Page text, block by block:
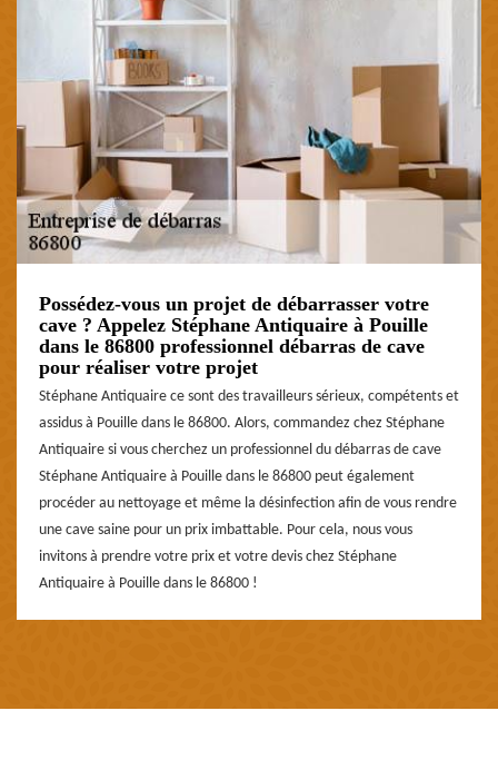
Possédez-vous un projet de débarrasser votre
cave ? Appelez Stéphane Antiquaire à Pouille
dans le 86800 professionnel débarras de cave
pour réaliser votre projet
Stéphane Antiquaire ce sont des travailleurs sérieux, compétents et
assidus à Pouille dans le 86800. Alors, commandez chez Stéphane
Antiquaire si vous cherchez un professionnel du débarras de cave
Stéphane Antiquaire à Pouille dans le 86800 peut également
procéder au nettoyage et même la désinfection afin de vous rendre
une cave saine pour un prix imbattable. Pour cela, nous vous
invitons à prendre votre prix et votre devis chez Stéphane
Antiquaire à Pouille dans le 86800 !